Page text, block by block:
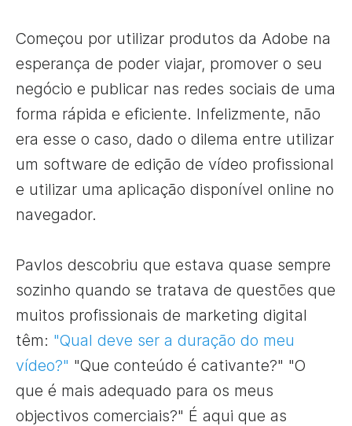
Começou por utilizar produtos da Adobe na
esperança de poder viajar, promover o seu
negócio e publicar nas redes sociais de uma
forma rápida e eficiente. Infelizmente, não
era esse o caso, dado o dilema entre utilizar
um software de edição de vídeo profissional
e utilizar uma aplicação disponível online no
navegador.
Pavlos descobriu que estava quase sempre
sozinho quando se tratava de questões que
muitos profissionais de marketing digital
têm: "Qual deve ser a duração do meu
vídeo?" "Que conteúdo é cativante?" "O
que é mais adequado para os meus
objectivos comerciais?" É aqui que as